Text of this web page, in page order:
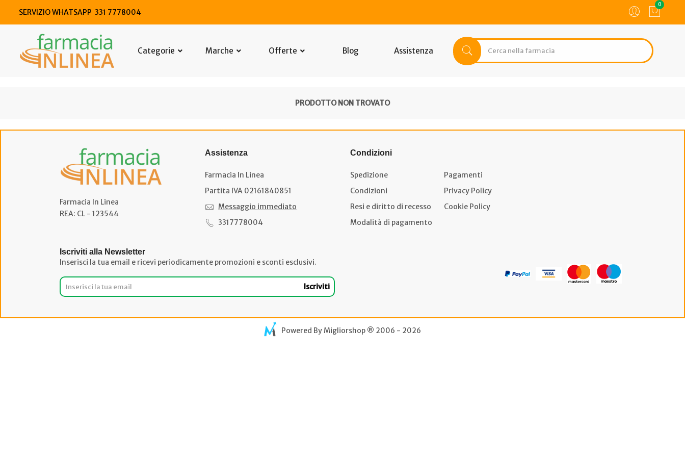
SERVIZIO WHATSAPP 331 7778004
0
Categorie Marche Offerte Blog Assistenza
PRODOTTO NON TROVATO
Farmacia In Linea
REA: CL - 123544
Assistenza
Farmacia In Linea
Partita IVA 02161840851
Messaggio immediato
3317778004
Condizioni
Spedizione
Pagamenti
Condizioni
Privacy Policy
Resi e diritto di recesso
Cookie Policy
Modalità di pagamento
Iscriviti alla Newsletter
Inserisci la tua email e ricevi periodicamente promozioni e sconti esclusivi.
Iscriviti
Powered ByMigliorshop® 2006 - 2026